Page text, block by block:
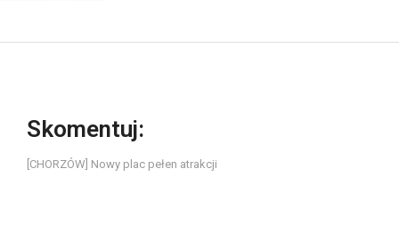
Skomentuj:
[CHORZÓW] Nowy plac pełen atrakcji